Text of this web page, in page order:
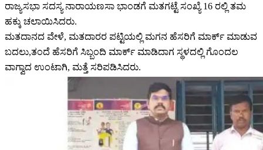
ರಾಜ್ಯಸಭಾ ಸದಸ್ಯ ನಾರಾಯಣಸಾ ಭಾಂಡಗೆ ಮತಗಟ್ಟೆ ಸಂಖ್ಯೆ 16 ರಲ್ಲಿ ತಮ
ಹಕ್ಕು ಚಲಾಯಿಸಿದರು.
ಮತದಾನದ ವೇಳೆ, ಮತದಾರರ ಪಟ್ಟಿಯಲ್ಲಿ ಮಗನ ಹೆಸರಿಗೆ ಮಾರ್ಕ್‌ ಮಾಡುವ
ಬದಲು,ತಂದೆ ಹೆಸರಿಗೆ ಸಿಬ್ಬಂದಿ ಮಾರ್ಕ್‌ ಮಾಡಿದಾಗ ಸ್ಥಳದಲ್ಲಿ ಗೊಂದಲ
ವಾಗ್ವಾದ ಉಂಟಾಗಿ, ಮತ್ತೆ ಸರಿಪಡಿಸಿದರು.